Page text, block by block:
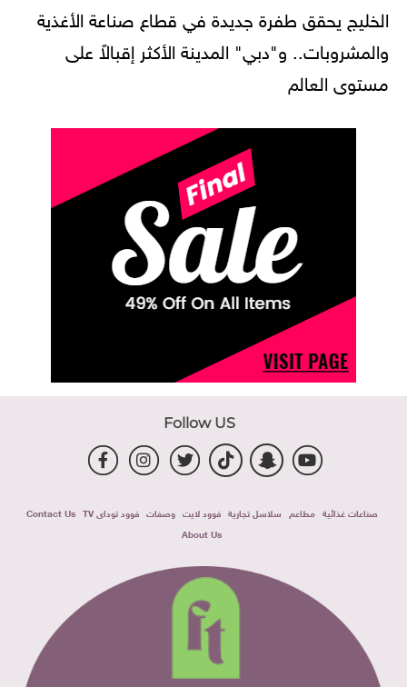
الخليج يحقق طفرة جديدة في قطاع صناعة الأغذية
والمشروبات.. و"دبي" المدينة الأكثر إقبالاً على
مستوى العالم
Follow US
صناعات غذائية مطاعم سلاسل تجارية فوود لايت وصفات فوود توداى TV
Contact Us
About Us